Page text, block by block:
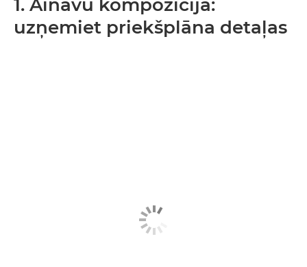
1. Ainavu kompozīcija:
uzņemiet priekšplāna detaļas